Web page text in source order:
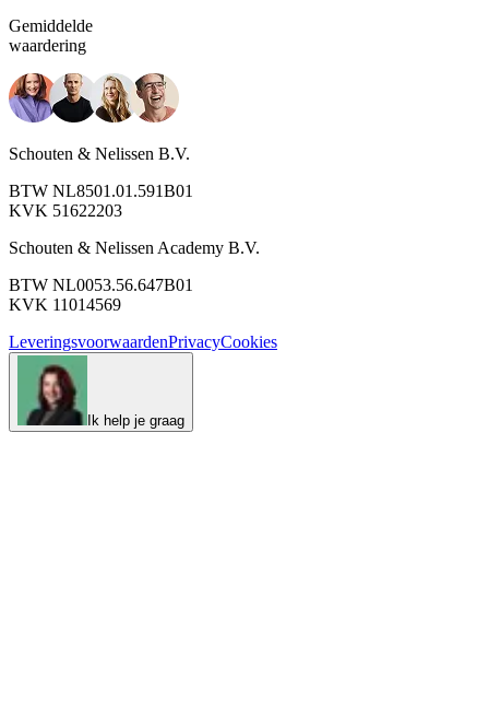
Gemiddelde
waardering
Schouten & Nelissen B.V.
BTW NL8501.01.591B01
KVK 51622203
Schouten & Nelissen Academy B.V.
BTW NL0053.56.647B01
KVK 11014569
LeveringsvoorwaardenPrivacyCookies
Ik help je graag